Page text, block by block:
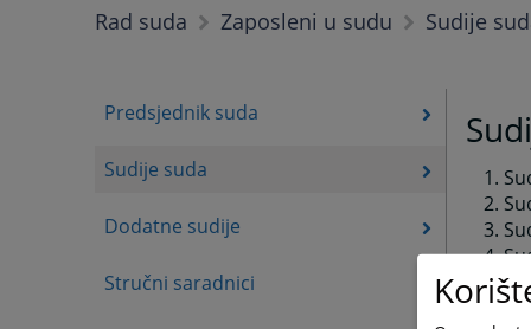
Rad suda Zaposleni u sudu Sudije
Predsjednik suda
Sudije suda
Dodatne sudije
Stručni saradnici